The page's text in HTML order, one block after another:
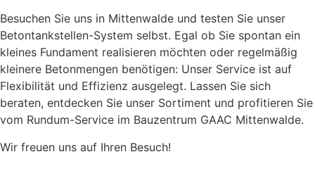
Besuchen Sie uns in Mittenwalde und testen Sie unser
Betontankstellen-System selbst. Egal ob Sie spontan ein
kleines Fundament realisieren möchten oder regelmäßig
kleinere Betonmengen benötigen: Unser Service ist auf
Flexibilität und Effizienz ausgelegt. Lassen Sie sich
beraten, entdecken Sie unser Sortiment und profitieren Sie
vom Rundum-Service im Bauzentrum GAAC Mittenwalde.
Wir freuen uns auf Ihren Besuch!